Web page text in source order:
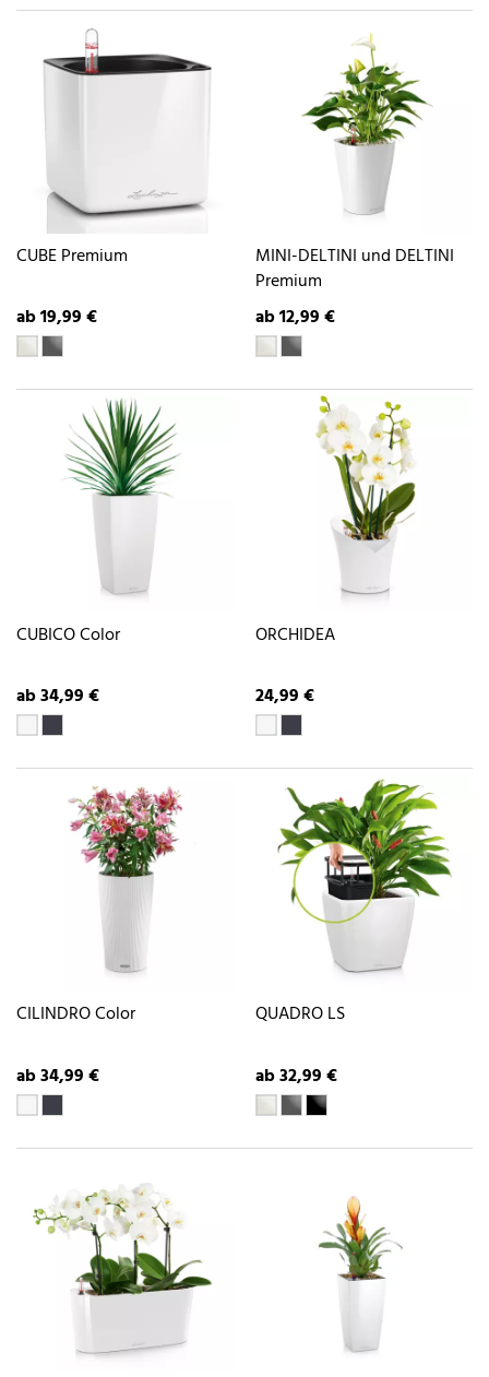
CUBE Premium
ab 19,99 €
MINI-DELTINI und DELTINI
Premium
ab 12,99 €
CUBICO Color
ab 34,99 €
ORCHIDEA
24,99 €
CILINDRO Color
ab 34,99 €
QUADRO LS
ab 32,99 €